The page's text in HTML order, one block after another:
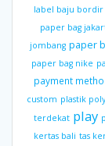
label baju bordir
paper bag
jombang paper
paper bag nike
payment
custom plastik
terdekat play
kertas bali tas